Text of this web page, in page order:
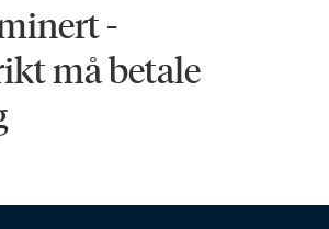
-
må betale